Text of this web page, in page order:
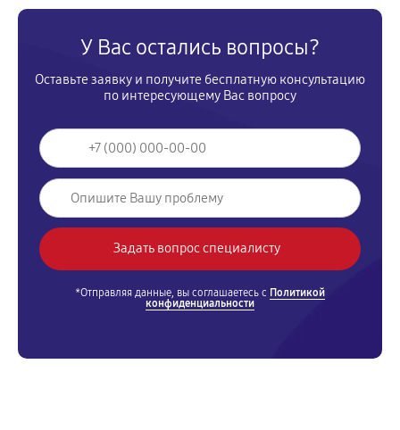
У Вас остались вопросы?
Оставьте заявку и получите бесплатную консультацию
по интересующему Вас вопросу
*Отправляя данные, вы соглашаетесь с Политикой
конфиденциальности